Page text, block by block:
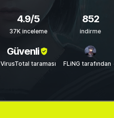
4.9/5
37K inceleme
852
indirme
Güvenli
VirusTotal taraması FLiNG tarafından